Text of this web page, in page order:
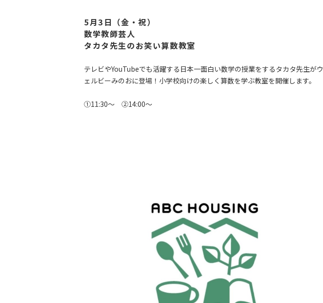
5月3日（金・祝）
数学教師芸人
タカタ先生のお笑い算数教室
テレビやYouTubeでも活躍する日本一面白い数学の授業をするタカタ先生がウ
ェルビーみのおに登場！小学校向けの楽しく算数を学ぶ教室を開催します。
①11:30～ ②14:00～